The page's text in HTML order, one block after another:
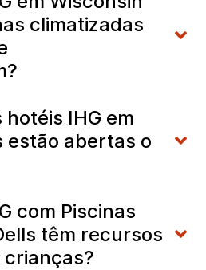
climatizadas
IHG em
estão abertas o
com Piscinas
têm recursos
crianças?